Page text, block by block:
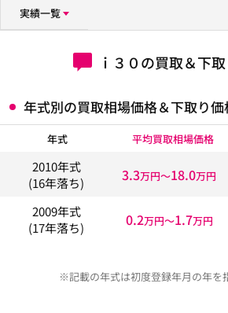
実績一覧
ｉ３０の買取＆下
年式別の買取相場価格＆下取り価
年式 平均買取相場価格
2010年式
(16年落ち)
3.3万円〜18.0万円
2009年式
(17年落ち)
0.2万円〜1.7万円
※記載の年式は初度登録年月の年を